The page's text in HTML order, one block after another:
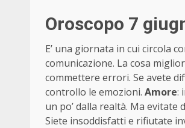
Oroscopo 7
E’ una giornata in cui circola
comunicazione. La cosa
commettere errori. Se avete
controllo le emozioni. Amore:
un po’ dalla realtà. Ma evitate
Siete insoddisfatti e rifiutate